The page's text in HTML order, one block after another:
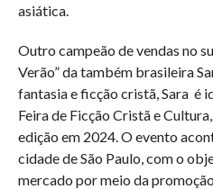
asiática.
Outro campeão de vendas no
Verão” da também brasileira
fantasia e ficção cristã, Sara é
Feira de Ficção Cristã e
edição em 2024. O evento
cidade de São Paulo, com o
mercado por meio da